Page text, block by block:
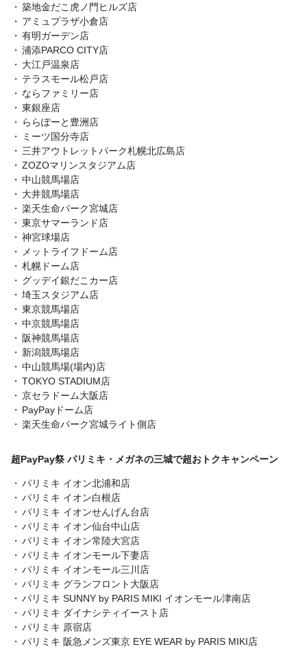
築地金だこ虎ノ門ヒルズ店
アミュプラザ小倉店
有明ガーデン店
浦添PARCO CITY店
大江戸温泉店
テラスモール松戸店
ならファミリー店
東銀座店
ららぽーと豊洲店
ミーツ国分寺店
三井アウトレットパーク札幌北広島店
ZOZOマリンスタジアム店
中山競馬場店
大井競馬場店
楽天生命パーク宮城店
東京サマーランド店
神宮球場店
メットライフドーム店
札幌ドーム店
グッデイ銀だこカー店
埼玉スタジアム店
東京競馬場店
中京競馬場店
阪神競馬場店
新潟競馬場店
中山競馬場(場内)店
TOKYO STADIUM店
京セラドーム大阪店
PayPayドーム店
楽天生命パーク宮城ライト側店
超PayPay祭 パリミキ・メガネの三城で超おトクキャンペーン
パリミキ イオン北浦和店
パリミキ イオン白根店
パリミキ イオンせんげん台店
パリミキ イオン仙台中山店
パリミキ イオン常陸大宮店
パリミキ イオンモール下妻店
パリミキ イオンモール三川店
パリミキ グランフロント大阪店
パリミキ SUNNY by PARIS MIKI イオンモール津南店
パリミキ ダイナシティイースト店
パリミキ 原宿店
パリミキ 阪急メンズ東京 EYE WEAR by PARIS MIKI店